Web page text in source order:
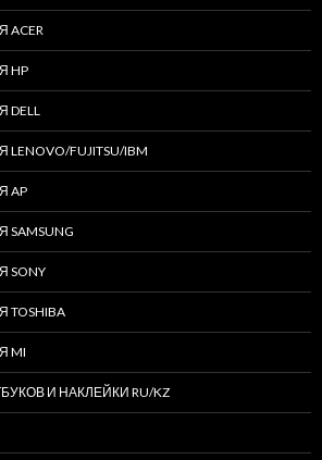
HP
DELL
FUJITSU/IBM
AP
SONY
MI
И НАКЛЕЙКИ RU/KZ